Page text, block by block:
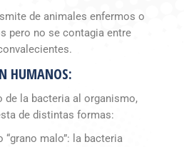
de animales enfermos o
pero no se contagia entre
HUMANOS:
de la bacteria al organismo,
de distintas formas:
“grano malo”: la bacteria